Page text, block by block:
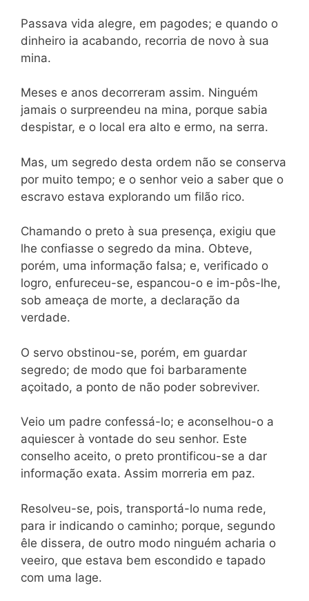
Passava vida alegre, em pagodes; e quando o
dinheiro ia acabando, recorria de novo à sua
mina.
Meses e anos decorreram assim. Ninguém
jamais o surpreendeu na mina, porque sabia
despistar, e o local era alto e ermo, na serra.
Mas, um segredo desta ordem não se conserva
por muito tempo; e o senhor veio a saber que o
escravo estava explorando um filão rico.
Chamando o preto à sua presença, exigiu que
lhe confiasse o segredo da mina. Obteve,
porém, uma informação falsa; e, verificado o
logro, enfureceu-se, espancou-o e im-pôs-lhe,
sob ameaça de morte, a declaração da
verdade.
O servo obstinou-se, porém, em guardar
segredo; de modo que foi barbaramente
açoitado, a ponto de não poder sobreviver.
Veio um padre confessá-lo; e aconselhou-o a
aquiescer à vontade do seu senhor. Este
conselho aceito, o preto prontificou-se a dar
informação exata. Assim morreria em paz.
Resolveu-se, pois, transportá-lo numa rede,
para ir indicando o caminho; porque, segundo
êle dissera, de outro modo ninguém acharia o
veeiro, que estava bem escondido e tapado
com uma lage.